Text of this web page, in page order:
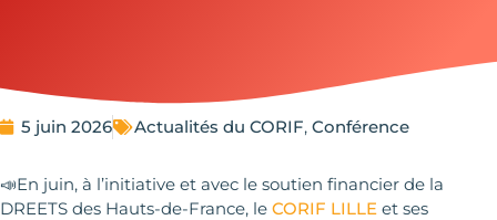
5 juin 2026 Actualités du CORIF, Conférence
📣En juin, à l’initiative et avec le soutien financier de la
DREETS des Hauts-de-France, le CORIF LILLE et ses